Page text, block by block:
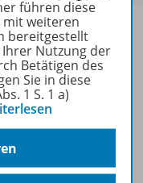
führen diese
weiteren
bereitgestellt
Nutzung der
Betätigen des
Sie in diese
1 S. 1 a)